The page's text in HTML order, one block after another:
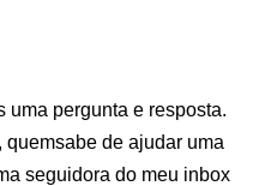
uma pergunta e resposta.
de ajudar uma
seguidora do meu inbox